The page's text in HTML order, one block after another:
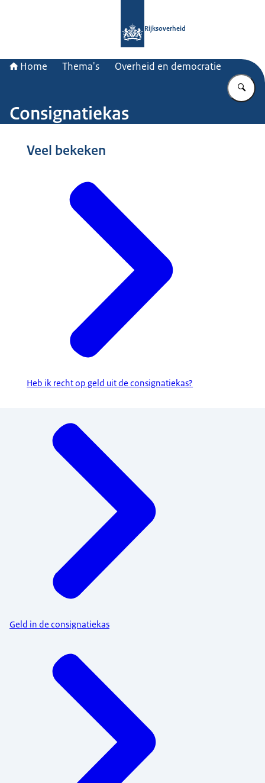
Rijksoverheid
Home Thema's Overheid en democratie
Consignatiekas
Veel bekeken
Heb ik recht op geld uit de consignatiekas?
Geld in de consignatiekas